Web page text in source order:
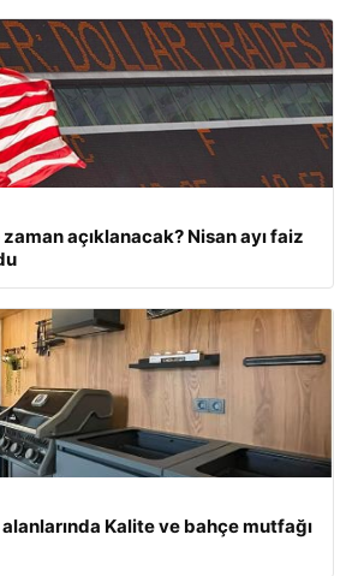
zaman açıklanacak? Nisan ayı faiz
Kalite ve bahçe mutfağı